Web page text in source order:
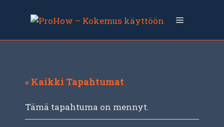
sisältöön
Valikko
« Kaikki Tapahtumat
Tämä tapahtuma on mennyt.